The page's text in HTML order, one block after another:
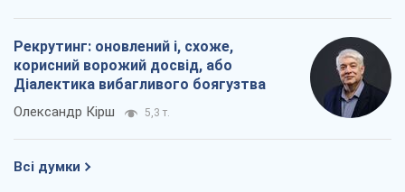
Рекрутинг: оновлений і, схоже,
корисний ворожий досвід, або
Діалектика вибагливого боягузтва
Олександр Кірш 5,3 т.
Всі думки